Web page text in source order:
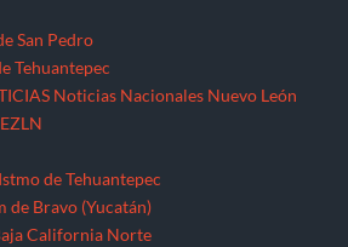
San Pedro
Tehuantepec
Noticias Nacionales Nuevo León
de Tehuantepec
de Bravo (Yucatán)
California Norte